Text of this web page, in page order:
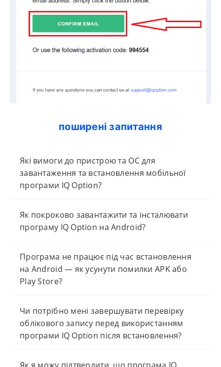
поширені запитання
Які вимоги до пристрою та ОС для
завантаження та встановлення мобільної
програми IQ Option?
Як покроково завантажити та інсталювати
програму IQ Option на Android?
Програма не працює під час встановлення
на Android — як усунути помилки APK або
Play Store?
Чи потрібно мені завершувати перевірку
облікового запису перед використанням
програми IQ Option після встановлення?
Як я можу підтвердити, що програма IQ